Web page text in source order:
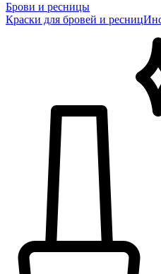
Брови и ресницы
Краски для бровей и ресниц